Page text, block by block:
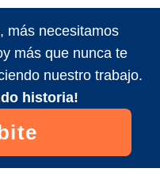
más necesitamos
más que nunca te
nuestro trabajo.
historia!